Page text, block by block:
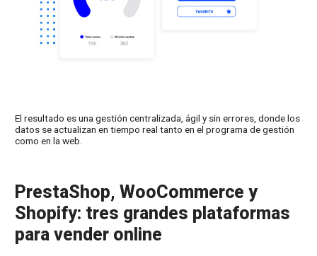
El resultado es una gestión centralizada, ágil y sin errores, donde los
datos se actualizan en tiempo real tanto en el programa de gestión
como en la web.
PrestaShop, WooCommerce y
Shopify: tres grandes plataformas
para vender online